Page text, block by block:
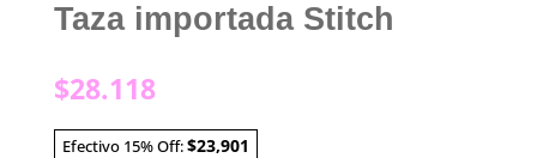
Taza importada Stitch
$28.118
Efectivo 15% Off:$23,901